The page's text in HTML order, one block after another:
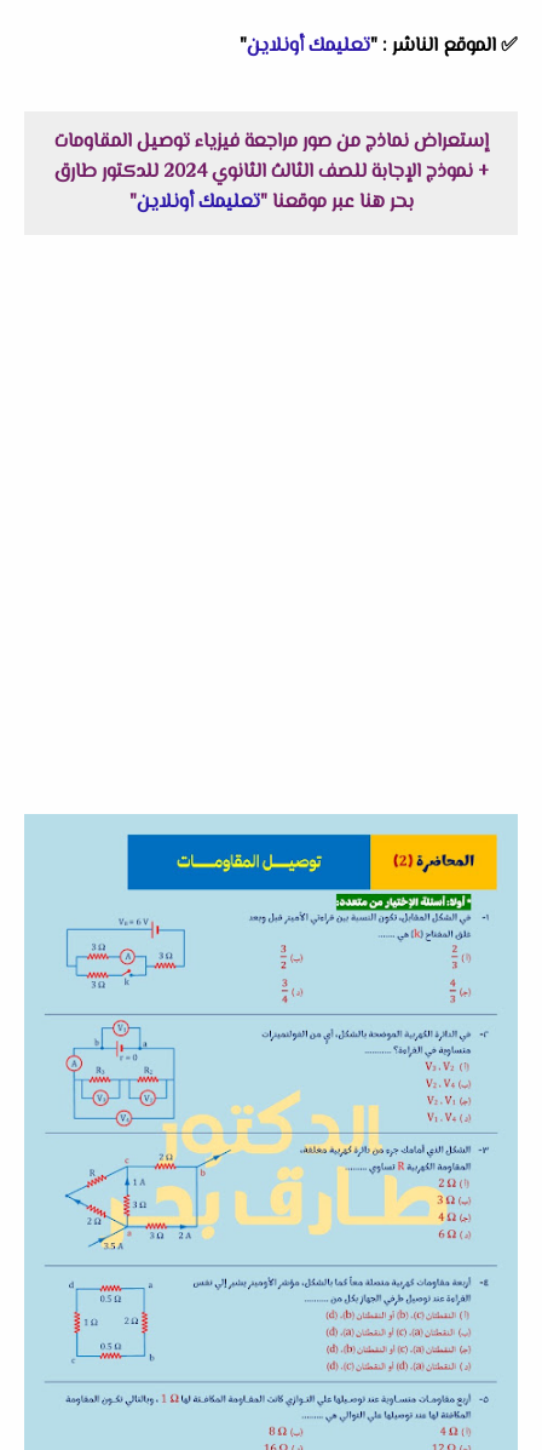
✅ الموقع الناشر : "تعليمك أونلاين"
إستعراض نماذج من صور مراجعة فيزياء توصيل المقاومات
+ نموذج الإجابة للصف الثالث الثانوي 2024 للدكتور طارق
بحر هنا عبر موقعنا "تعليمك أونلاين"